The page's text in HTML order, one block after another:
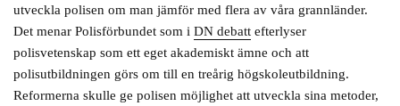
utveckla polisen om man jämför med flera av våra grannländer.
Det menar Polisförbundet som i DN debatt efterlyser
polisvetenskap som ett eget akademiskt ämne och att
polisutbildningen görs om till en treårig högskoleutbildning.
Reformerna skulle ge polisen möjlighet att utveckla sina metoder,